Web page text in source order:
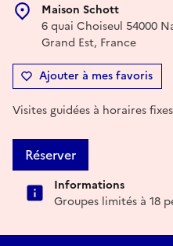
Maison Schott
6 quai Choiseul 54000
Grand Est, France
Ajouter à mes favoris
Visites guidées à horaires
Réserver
Informations
Groupes limités à 18